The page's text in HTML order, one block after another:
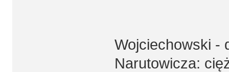
Wojciechowski -
Narutowicza: